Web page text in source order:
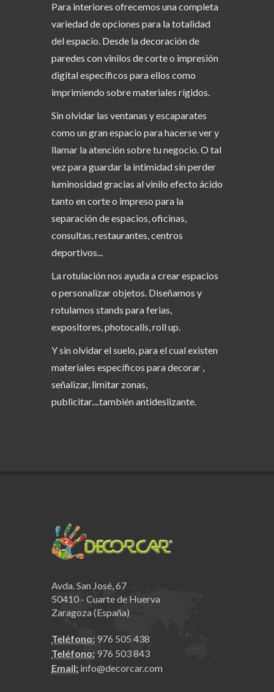
Para interiores ofrecemos una completa
variedad de opciones para la totalidad
del espacio. Desde la decoración de
paredes con vinilos de corte o impresión
digital específicos para ellos como
imprimiendo sobre materiales rígidos.
Sin olvidar las ventanas y escaparates
como un gran espacio para hacerse ver y
llamar la atención sobre tu negocio. O tal
vez para guardar la intimidad sin perder
luminosidad gracias al vinilo efecto ácido
tanto en corte o impreso para la
separación de espacios, oficinas,
consultas, restaurantes, centros
deportivos...
La rotulación nos ayuda a crear espacios
o personalizar objetos. Diseñamos y
rotulamos stands para ferias,
expositores, photocalls, roll up.
Y sin olvidar el suelo, para el cual existen
materiales específicos para decorar ,
señalizar, limitar zonas,
publicitar....también antideslizante.
Avda. San José, 67
50410 - Cuarte de Huerva
Zaragoza (España)
Teléfono: 976 505 438
Teléfono: 976 503 843
Email: info@decorcar.com